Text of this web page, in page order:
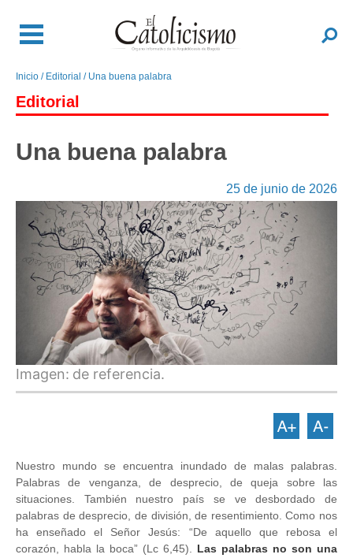
contenido
Buscar
Sobrescribir
enlaces
de
a
Inicio Editorial Una buena palabra
Editorial
Una buena palabra
25 de junio de 2026
Imagen: de referencia.
Nuestro mundo se encuentra inundado de malas palabras.
Palabras de venganza, de desprecio, de queja sobre las
situaciones. También nuestro país se ve desbordado de
palabras de desprecio, de división, de resentimiento. Como nos
ha enseñado el Señor Jesús: “De aquello que rebosa el
corazón, habla la boca” (Lc 6,45). Las palabras no son una